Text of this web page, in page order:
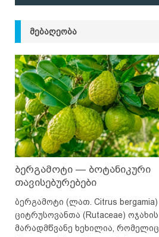
ᲛᲔᲑᲐᲦᲔᲝᲑᲐ
ბერგამოტი — ბოტანიკური
თავისებურებები
ბერგამოტი (ლათ. Citrus bergamia)
ციტრუსოვანთა (Rutaceae) ოჯახის
მარადმწვანე ხეხილია, რომელიც